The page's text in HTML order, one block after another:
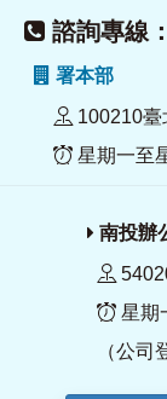
諮詢專線
署本部
100210
星期一至
南投辦
星期
（公司